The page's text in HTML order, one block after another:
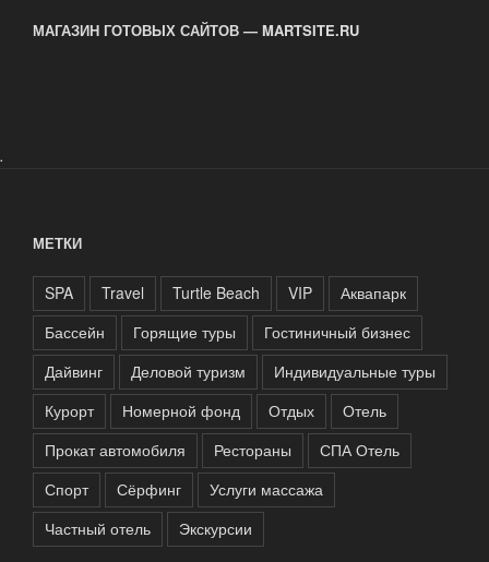
МАГАЗИН ГОТОВЫХ САЙТОВ — MARTSITE.RU
.
МЕТКИ
SPA Travel Turtle Beach VIP
Аквапарк
Бассейн
Горящие туры
Гостиничный бизнес
Дайвинг
Деловой туризм
Индивидуальные туры
Курорт
Номерной фонд Отдых
Отель
Прокат автомобиля
Рестораны
СПА Отель
Спорт
Сёрфинг
Услуги массажа
Частный отель
Экскурсии